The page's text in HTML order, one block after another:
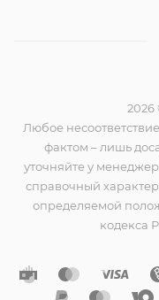
Любое
фактом – лишь
уточняйте у
справочный
определяемой
кодекса